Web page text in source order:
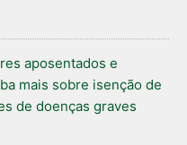
aposentados e
mais sobre isenção de
de doenças graves